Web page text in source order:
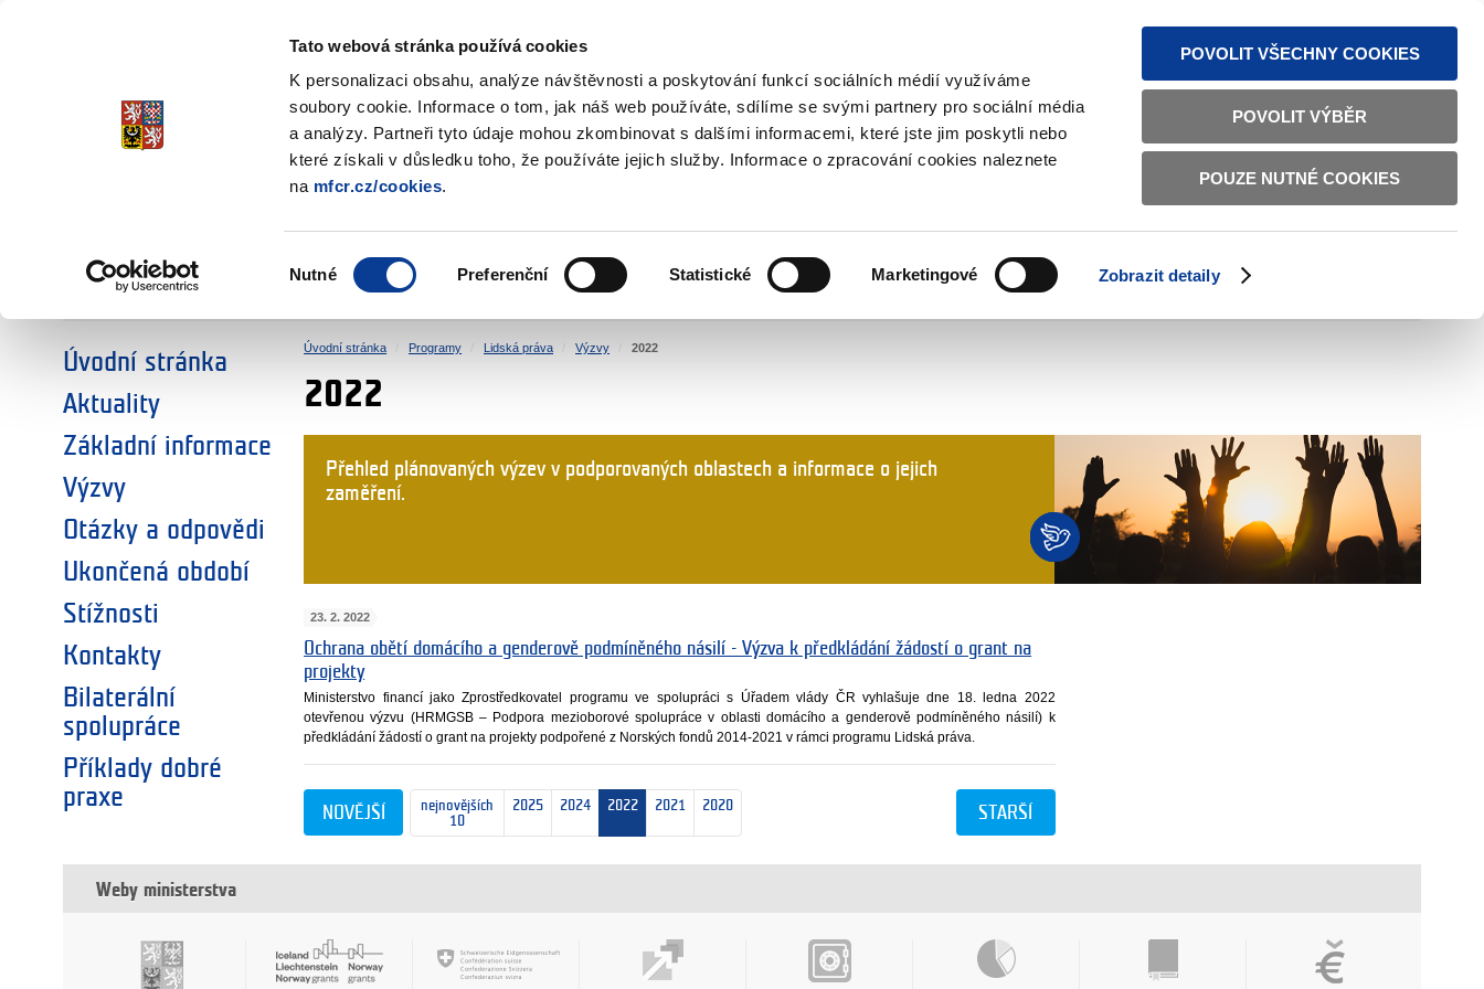
Tato webová stránka používá cookies
K personalizaci obsahu, analýze návštěvnosti a poskytování funkcí sociálních médií využíváme
soubory cookie. Informace o tom, jak náš web používáte, sdílíme se svými partnery pro sociální média
a analýzy. Partneři tyto údaje mohou zkombinovat s dalšími informacemi, které jste jim poskytli nebo
které získali v důsledku toho, že používáte jejich služby. Informace o zpracování cookies naleznete
na mfcr.cz/cookies.
souhlasu
Nutné Preferenční Statistické Marketingové Zobrazit detaily
POVOLIT VŠECHNY COOKIES
POVOLIT VÝBĚR
POUZE NUTNÉ COOKIES
TEXTOVÁ VERZE ČESKY ENGLISH
Fondy EHP a Norska
ZVOLTE SI OBLAST:
SOCIÁLNÍ DIALOG ŽIVOTNÍ PROSTŘEDÍ LIDSKÁ PRÁVA SPRAVEDLNOST VNITŘNÍ VĚCI BILATERÁLNÍ SPOLUPRÁCE
Úvodní stránka
Aktuality
Základní informace
Výzvy
Otázky a odpovědi
Ukončená období
Stížnosti
Kontakty
Bilaterální
spolupráce
Příklady dobré
praxe
Úvodní stránka Programy Lidská práva Výzvy 2022
2022
Přehled plánovaných výzev v podporovaných oblastech a informace o jejich
zaměření.
23. 2. 2022
Ochrana obětí domácího a genderově podmíněného násilí - Výzva k předkládání žádostí o grant na
projekty
Ministerstvo financí jako Zprostředkovatel programu ve spolupráci s Úřadem vlády ČR vyhlašuje dne 18. ledna 2022
otevřenou výzvu (HRMGSB – Podpora mezioborové spolupráce v oblasti domácího a genderově podmíněného násilí) k
předkládání žádostí o grant na projekty podpořené z Norských fondů 2014-2021 v rámci programu Lidská práva.
nejnovějších
10
2025 2024 2022 2021 2020
NOVĚJŠÍ STARŠÍ
Weby ministerstva